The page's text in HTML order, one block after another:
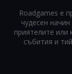
Roadgames е
чудесен
приятелите или
събития и